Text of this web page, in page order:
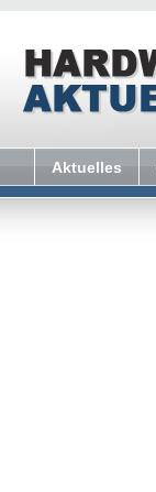
Aktuelles